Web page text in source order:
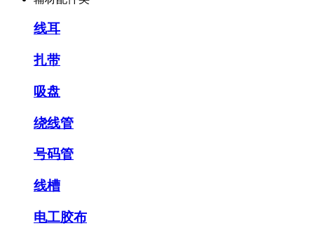
线耳
扎带
吸盘
绕线管
号码管
线槽
电工胶布